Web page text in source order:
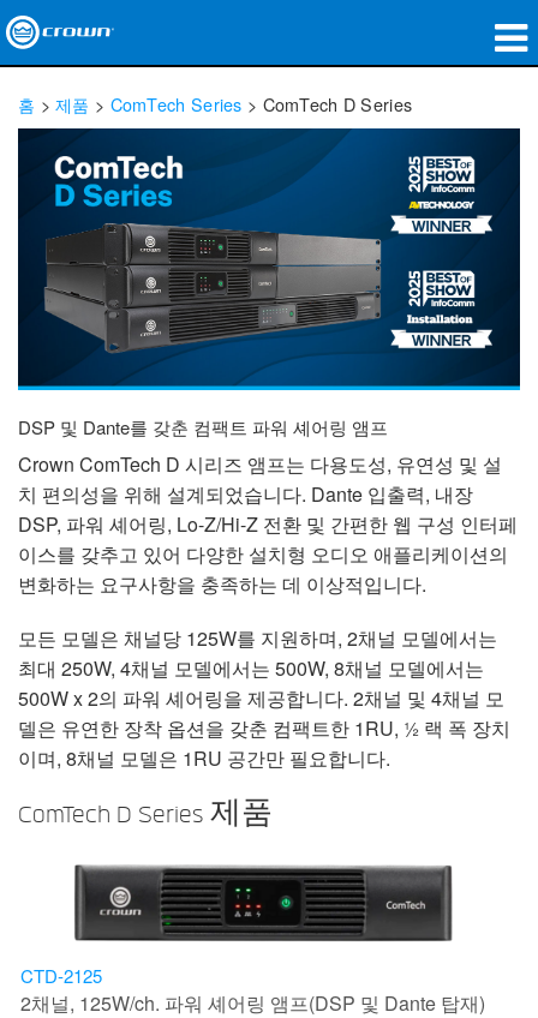
네트워크 오디오
구매처
사례 연구
지원
언어/지역
홈 >제품 > ComTech Series > ComTech D Series
DSP 및 Dante를 갖춘 컴팩트 파워 셰어링 앰프
Crown ComTech D 시리즈 앰프는 다용도성, 유연성 및 설
치 편의성을 위해 설계되었습니다. Dante 입출력, 내장
DSP, 파워 셰어링, Lo-Z/Hi-Z 전환 및 간편한 웹 구성 인터페
이스를 갖추고 있어 다양한 설치형 오디오 애플리케이션의
변화하는 요구사항을 충족하는 데 이상적입니다.
모든 모델은 채널당 125W를 지원하며, 2채널 모델에서는
최대 250W, 4채널 모델에서는 500W, 8채널 모델에서는
500W x 2의 파워 셰어링을 제공합니다. 2채널 및 4채널 모
델은 유연한 장착 옵션을 갖춘 컴팩트한 1RU, ½ 랙 폭 장치
이며, 8채널 모델은 1RU 공간만 필요합니다.
ComTech D Series 제품
CTD-2125
2채널, 125W/ch. 파워 셰어링 앰프(DSP 및 Dante 탑재)